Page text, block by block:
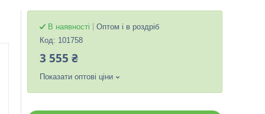
В наявності
Оптом і в роздріб
Код: 101758
3 555 ₴
Показати оптові ціни